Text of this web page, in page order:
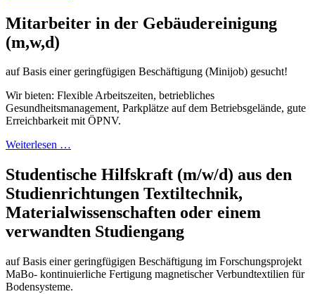
Mitarbeiter in der Gebäudereinigung
(m,w,d)
auf Basis einer geringfügigen Beschäftigung (Minijob) gesucht!
Wir bieten: Flexible Arbeitszeiten, betriebliches
Gesundheitsmanagement, Parkplätze auf dem Betriebsgelände, gute
Erreichbarkeit mit ÖPNV.
Weiterlesen …
Studentische Hilfskraft (m/w/d) aus den
Studienrichtungen Textiltechnik,
Materialwissenschaften oder einem
verwandten Studiengang
auf Basis einer geringfügigen Beschäftigung im Forschungsprojekt
MaBo- kontinuierliche Fertigung magnetischer Verbundtextilien für
Bodensysteme.